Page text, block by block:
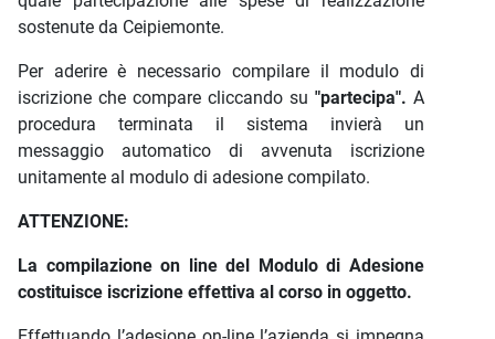
sostenute da Ceipiemonte.
Per aderire è necessario compilare il modulo di
iscrizione che compare cliccando su "partecipa". A
procedura terminata il sistema invierà un
messaggio automatico di avvenuta iscrizione
unitamente al modulo di adesione compilato.
ATTENZIONE:
La compilazione on line del Modulo di Adesione
costituisce iscrizione effettiva al corso in oggetto.